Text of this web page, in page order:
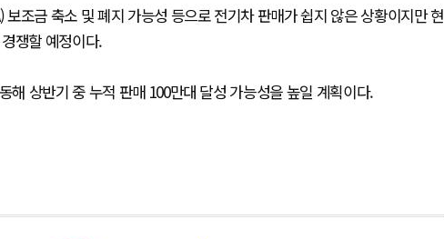
조금 축소 및 폐지 가능성 등으로 전기차 판매가 쉽지 않은 상황이지만 현
쟁할 예정이다.
해 상반기 중 누적 판매 100만대 달성 가능성을 높일 계획이다.